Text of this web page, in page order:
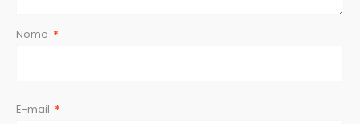
Nome *
E-mail *